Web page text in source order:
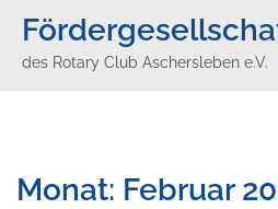
des Rotary Club Aschersleben e.V.
Monat: Februar